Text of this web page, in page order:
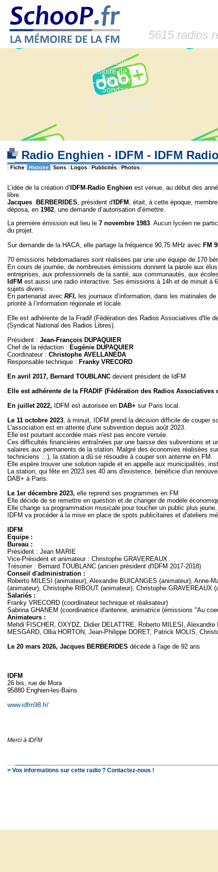
5615 radios
Accueil
Dossiers
Histoire de la FM
Les fiches radio
Sondages
Anciennes fréquences
Fréquences actuelles
Lexique
Liens
Contact
Radio Enghien - IDFM - IDFM
| Fiche | Histoire | Sons | Logos | Publicités | Photos |
L’idée de la création d’ IDFM-Radio Enghien est venue, au début des
libre.
Jacques BERBERIDES, président d' IDFM , était, à cette époque,
déposa, en 1982, une demande d’autorisation d’émettre.
La première émission eut lieu le 7 novembre 1983. Aucun lycéen ne
du projet.
Sur demande de la HACA, elle partage la fréquence 90,75 MHz avec FM
70 émissions hebdomadaires sont réalisées par une une équipe de 170
En cours de journée, de nombreuses émissions donnent la parole aux
entreprises, aux professionnels de la santé, aux communautés, aux
IdFM est aussi une radio interactive. Ses émissions à 14h et de minuit à
sujets divers.
En partenariat avec RFI, les journaux d’information, dans les matinales
priorité à l’information régionale et locale.
Elle est adhérente de la Fradif (Fédération des Radios Associatives d'Ile
(Syndicat National des Radios Libres).
Président : Jean-François DUPAQUIER
Chef de la rédaction : Eugénie DUPAQUIER
Coordinateur : Christophe AVELLANEDA
Responsable technique : Franky VRECORD
En avril 2017, Bernard TOUBLANC devient président de IdFM
Elle est adhérente de la FRADIF (Fédération des Radios Associatives
En juillet 2022,
IDFM est autorisée en DAB+ sur Paris local.
Le 11 octobre 2023, à minuit, IDFM prend la décision difficile de couper
L'association est en attente d'une subvention depuis août 2023.
Elle est pourtant accordée mais n'est pas encore versée.
Ces difficultés financières entraînées par une baisse des subventions et
salaires aux permanents de la station. Malgré des économies réalisées
techniciens ...), la station a dû se résoudre à couper son antenne en FM.
Elle espère trouver une solution rapide et en appelle aux municipalités,
La station, qui fête en 2023 ses 40 ans d'existence, bénéficie d'un
DAB+ à Paris.
Le 1er décembre 2023, elle reprend ses programmes en FM
Elle décide de se remettre en question et de changer de modèle
Elle change sa programmation musicale pour toucher un public plus
IDFM va procéder à la mise en place de spots publicitaires et d'ateliers
IDFM
Equipe :
Bureau :
Président : Jean MARIE
Vice-Président et animateur : Christophe GRAVEREAUX
Trésorier : Bernard TOUBLANC (ancien président d'IDFM 2017-2018)
Conseil d'administration :
Roberto MILESI (animateur), Alexandre BUICANGES (animateur), Anne-
(animateur), Christophe RIBOUT (animateur), Christophe GRAVEREAUX
Salariés :
Franky VRECORD (coordinateur technique et réalisateur)
Sabrina GHANEM (coordinatrice d'antenne, animatrice (émissions "Au
Animateurs :
Mehdi FISCHER, OXYDZ, Didier DELATTRE, Roberto MILESI,
MESGARD, Ollia HORTON, Jean-Philippe DORET, Patrick MOLIS,
Le 20 mars 2026, Jacques BERBERIDES décède à l'age de 92 ans
IDFM
26 bis, rue de Mora
95880 Enghien-les-Bains
www.idfm98.fr/
Merci à IDFM
> Vos informations sur cette radio ? Contactez-nous !